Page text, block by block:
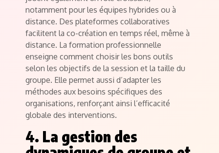
notamment pour les équipes hybrides ou à
distance. Des plateformes collaboratives
facilitent la co-création en temps réel, même à
distance. La formation professionnelle
enseigne comment choisir les bons outils
selon les objectifs de la session et la taille du
groupe. Elle permet aussi d’adapter les
méthodes aux besoins spécifiques des
organisations, renforçant ainsi l’efficacité
globale des interventions.
4. La gestion des